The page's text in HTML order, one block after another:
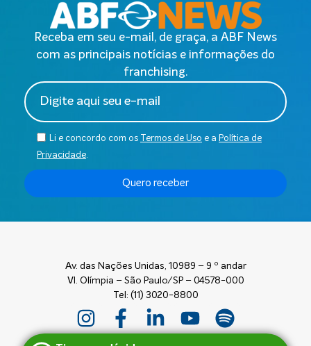
Receba em seu e-mail, de graça, a ABF News
com as principais notícias e informações do
franchising.
Li e concordo com os Termos de Uso e a Política de
Privacidade.
Quero receber
Av. das Nações Unidas, 10989 – 9 º andar
Vl. Olímpia – São Paulo/SP – 04578-000
Tel: (11) 3020-8800